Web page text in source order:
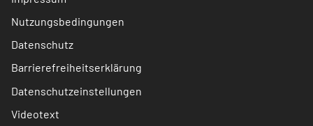
Nutzungsbedingungen
Datenschutz
Barrierefreiheitserklärung
Datenschutzeinstellungen
Videotext